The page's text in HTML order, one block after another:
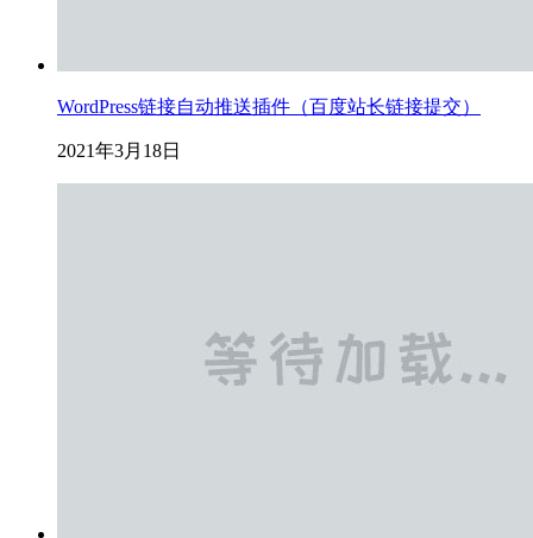
WordPress链接自动推送插件（百度站长链接提交）
2021年3月18日